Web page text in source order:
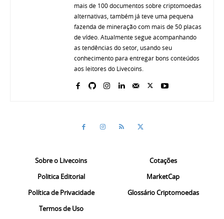
mais de 100 documentos sobre criptomoedas
alternativas, também já teve uma pequena
fazenda de mineração com mais de 50 placas
de vídeo. Atualmente segue acompanhando
as tendências do setor, usando seu
conhecimento para entregar bons conteúdos
aos leitores do Livecoins.
Sobre o Livecoins
Politica Editorial
Política de Privacidade
Termos de Uso
Cotações
MarketCap
Glossário Criptomoedas